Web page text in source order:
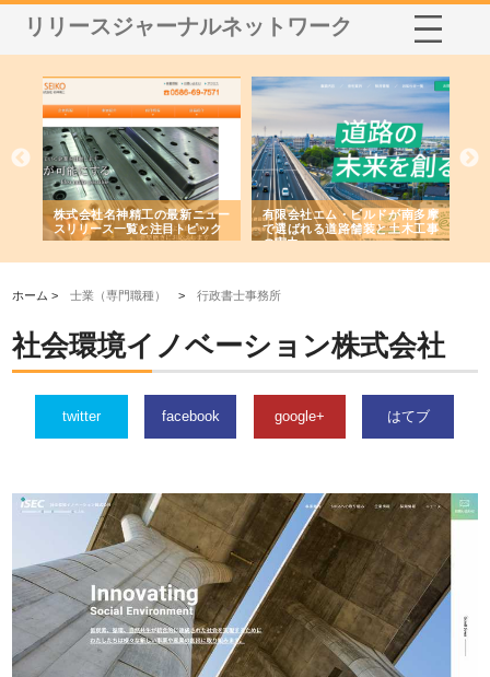
リリースジャーナルネットワーク
株式会社名神精工の最新ニュー
スリリース一覧と注目トピック
有限会社エム・ビルドが南多摩
で選ばれる道路舗装と土木工事
の実力
ホーム >士業（専門職種） >行政書士事務所
社会環境イノベーション株式会社
twitter facebook google+ はてブ